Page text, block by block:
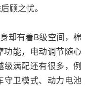
顾之忧。
却有着B级空间，棉
功能，电动调节随心
满配还有很多，例
守卫模式、动力电池